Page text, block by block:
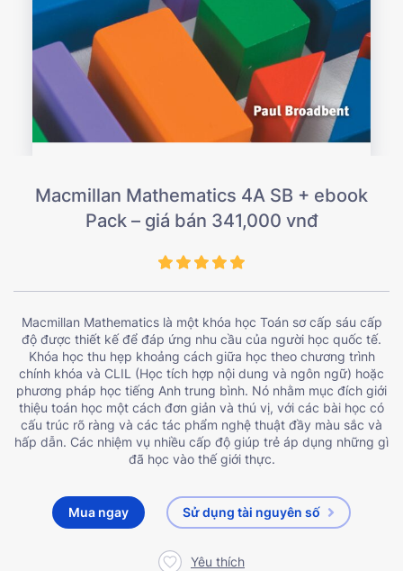
Macmillan Mathematics 4A SB + ebook
Pack – giá bán 341,000 vnđ
Macmillan Mathematics là một khóa học Toán sơ cấp sáu cấp
độ được thiết kế để đáp ứng nhu cầu của người học quốc tế.
Khóa học thu hẹp khoảng cách giữa học theo chương trình
chính khóa và CLIL (Học tích hợp nội dung và ngôn ngữ) hoặc
phương pháp học tiếng Anh trung bình. Nó nhằm mục đích giới
thiệu toán học một cách đơn giản và thú vị, với các bài học có
cấu trúc rõ ràng và các tác phẩm nghệ thuật đầy màu sắc và
hấp dẫn. Các nhiệm vụ nhiều cấp độ giúp trẻ áp dụng những gì
đã học vào thế giới thực.
Mua ngay Sử dụng tài nguyên số
Yêu thích